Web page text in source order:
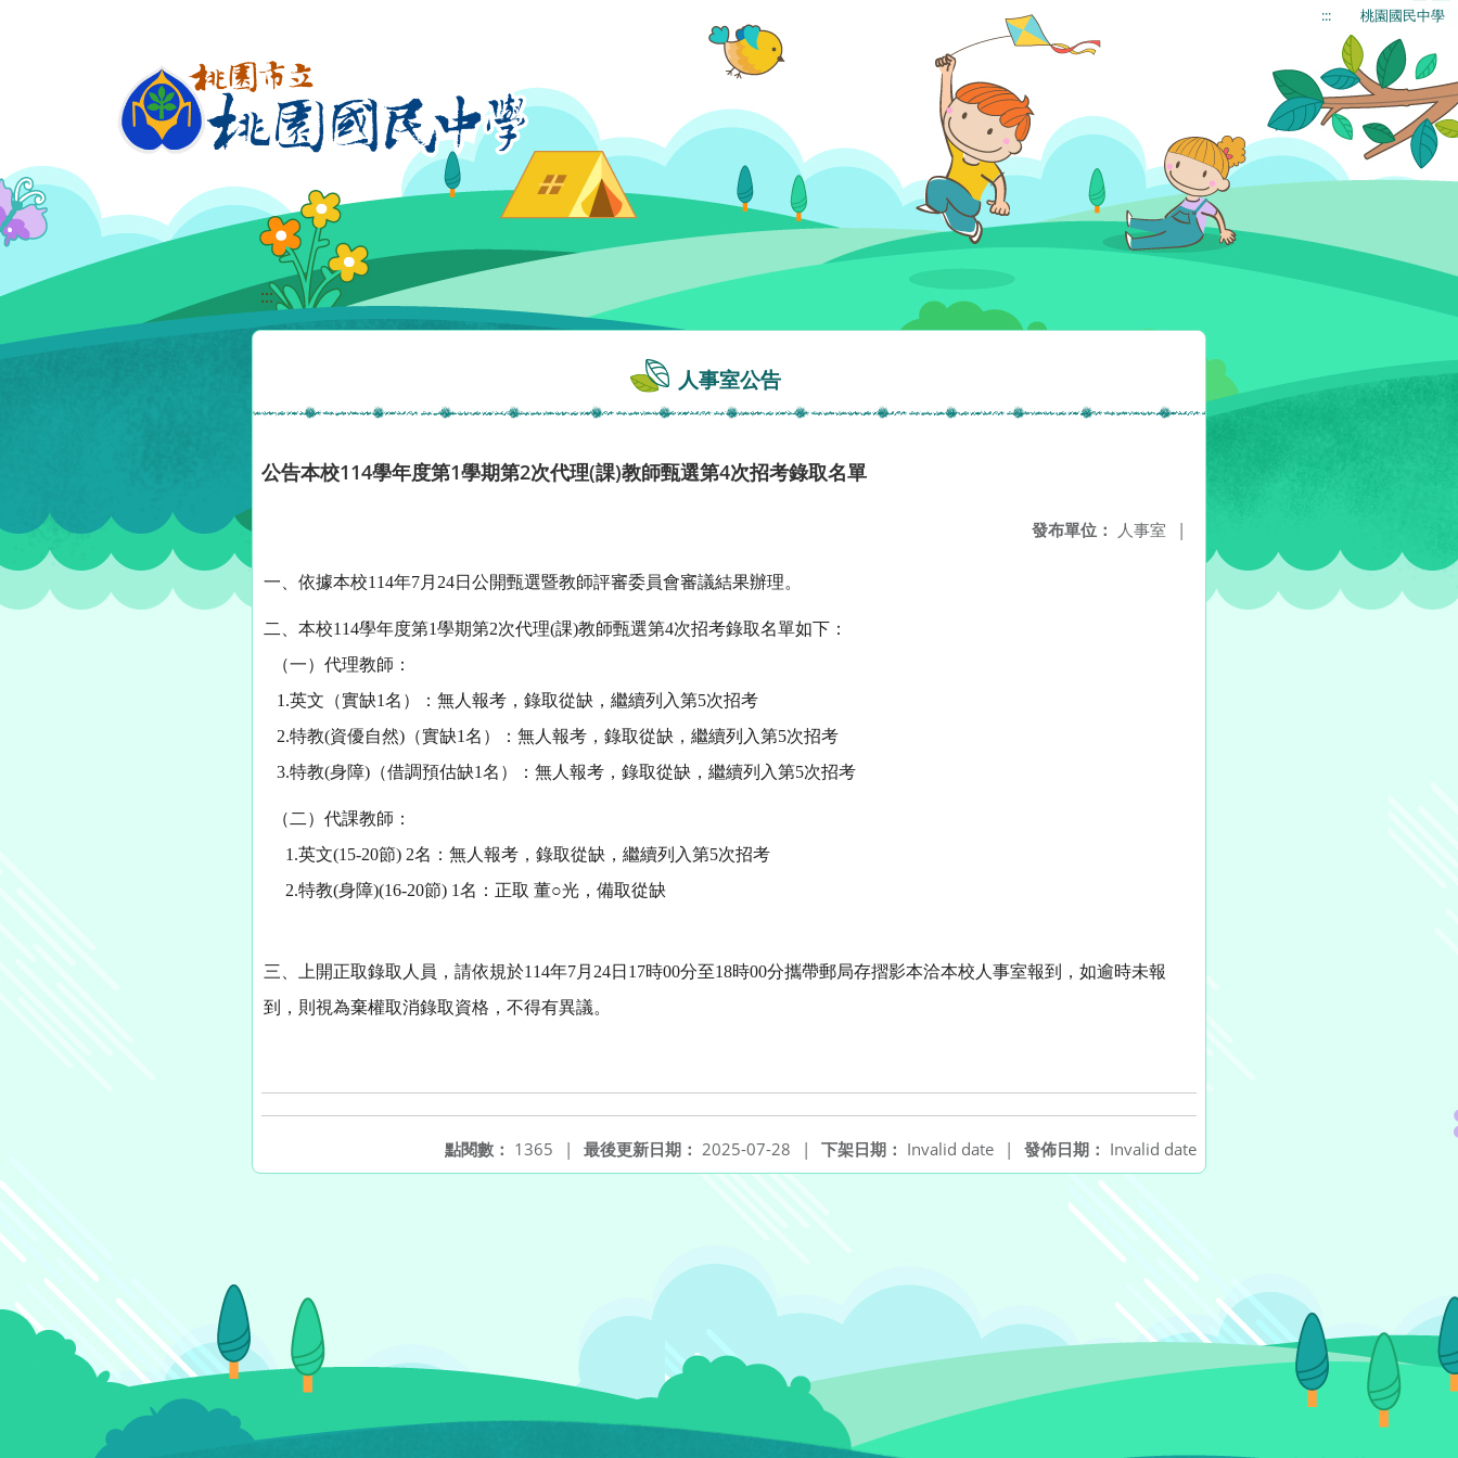
::: 桃園國民中學
:::
人事室公告
公告本校114學年度第1學期第2次代理(課)教師甄選第4次招考錄取名單
發布單位： 人事室 |
一、依據本校114年7月24日公開甄選暨教師評審委員會審議結果辦理。
二、本校114學年度第1學期第2次代理(課)教師甄選第4次招考錄取名單如下：
（一）代理教師：
1.英文（實缺1名）：無人報考，錄取從缺，繼續列入第5次招考
2.特教(資優自然)（實缺1名）：無人報考，錄取從缺，繼續列入第5次招考
3.特教(身障)（借調預估缺1名）：無人報考，錄取從缺，繼續列入第5次招考
（二）代課教師：
1.英文(15-20節) 2名：無人報考，錄取從缺，繼續列入第5次招考
2.特教(身障)(16-20節) 1名：正取 董○光，備取從缺
三、上開正取錄取人員，請依規於114年7月24日17時00分至18時00分攜帶郵局存摺影本洽本校人事室報到，如逾時未報
到，則視為棄權取消錄取資格，不得有異議。
發佈日期： Invalid date
下架日期： Invalid date |
最後更新日期： 2025-07-28 |
點閱數： 1365 |